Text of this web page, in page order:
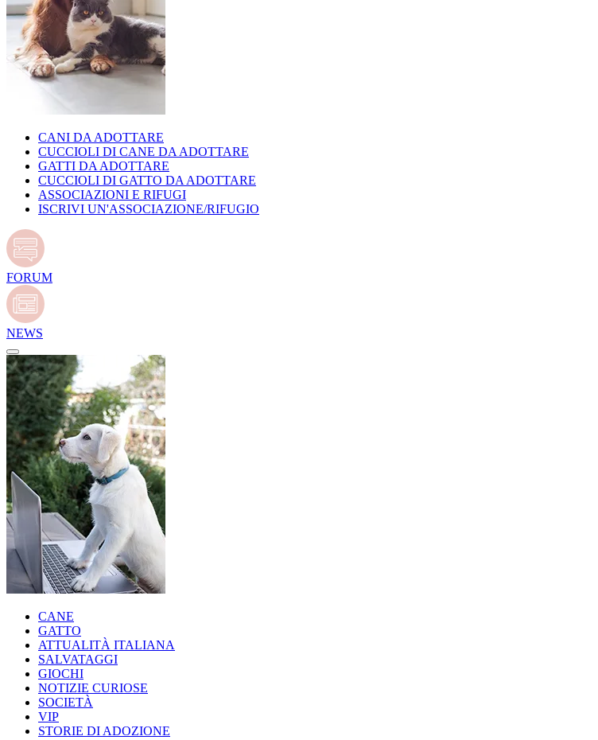
CANI DA ADOTTARE
CUCCIOLI DI CANE DA ADOTTARE
GATTI DA ADOTTARE
CUCCIOLI DI GATTO DA ADOTTARE
ASSOCIAZIONI E RIFUGI
ISCRIVI UN'ASSOCIAZIONE/RIFUGIO
FORUM
NEWS
CANE
GATTO
ATTUALITÀ ITALIANA
SALVATAGGI
GIOCHI
NOTIZIE CURIOSE
SOCIETÀ
VIP
STORIE DI ADOZIONE